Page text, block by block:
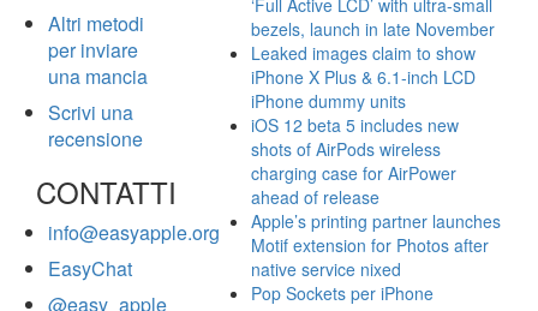
Altri metodi
per inviare
una mancia
Scrivi una
recensione
CONTATTI
info@easyapple.org
EasyChat
@easy_apple
‘Full Active LCD’ with ultra-small
bezels, launch in late November
Leaked images claim to show
iPhone X Plus & 6.1-inch LCD
iPhone dummy units
iOS 12 beta 5 includes new
shots of AirPods wireless
charging case for AirPower
ahead of release
Apple’s printing partner launches
Motif extension for Photos after
native service nixed
Pop Sockets per iPhone